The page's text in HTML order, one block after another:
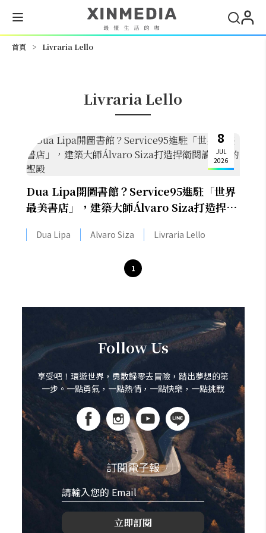
首頁 > Livraria Lello
Livraria Lello
8
JUL
2026
Dua Lipa開圖書館？Service95進駐「世界
最美書店」，建築大師Álvaro Siza打造捍衛
Dua Lipa Alvaro Siza Livraria Lello
1
Follow Us
享受吧！環遊世界，勇敢歸零去冒險，踏出夢想的第
一步。一點勇氣，一點熱情，一點快樂，一點挑戰
訂閱電子報
立即訂閱